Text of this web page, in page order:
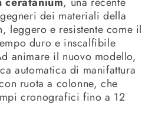
dei materiali della
leggero e resistente come il
duro e inscalfibile
animare il nuovo modello,
automatica di manifattura
ruota a colonne, che
cronografici fino a 12